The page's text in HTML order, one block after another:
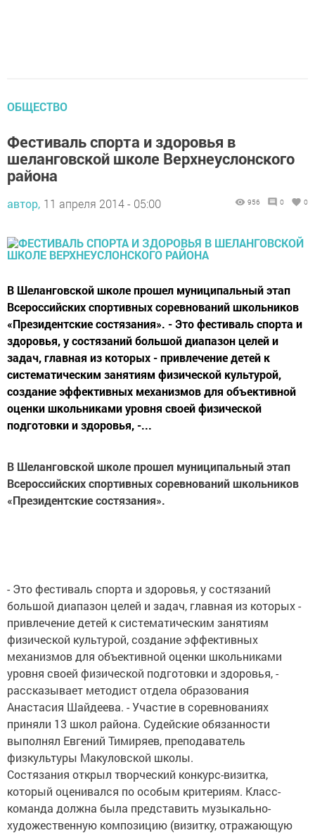
ОБЩЕСТВО
Фестиваль спорта и здоровья в
шеланговской школе Верхнеуслонского
района
автор, 11 апреля 2014 - 05:00 956 0 0
В Шеланговской школе прошел муниципальный этап
Всероссийских спортивных соревнований школьников
«Президентские состязания». - Это фестиваль спорта и
здоровья, у состязаний большой диапазон целей и
задач, главная из которых - привлечение детей к
систематическим занятиям физической культурой,
создание эффективных механизмов для объективной
оценки школьниками уровня своей физической
подготовки и здоровья, -...
В Шеланговской школе прошел муниципальный этап
Всероссийских спортивных соревнований школьников
«Президентские состязания».
- Это фестиваль спорта и здоровья, у состязаний
большой диапазон целей и задач, главная из которых -
привлечение детей к систематическим занятиям
физической культурой, создание эффективных
механизмов для объективной оценки школьниками
уровня своей физической подготовки и здоровья, -
рассказывает методист отдела образования
Анастасия Шайдеева. - Участие в соревнованиях
приняли 13 школ района. Судейские обязанности
выполнял Евгений Тимиряев, преподаватель
физкультуры Макуловской школы.
Состязания открыл творческий конкурс-визитка,
который оценивался по особым критериям. Класс-
команда должна была представить музыкально-
художественную композицию (визитку, отражающую